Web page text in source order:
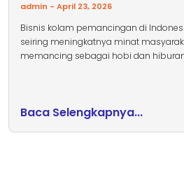
admin April 23, 2026
Bisnis kolam pemancingan di
seiring meningkatnya minat
memancing sebagai hobi dan
Baca Selengkapnya...